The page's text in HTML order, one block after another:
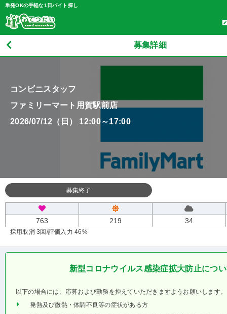
単発OKの手軽な1日バイト探し
募集詳細
コンビニスタッフ
ファミリーマート用賀駅前店
2026/07/12（日） 12:00～17:00
募集終了
763 219 34
採用取消 3回 /評価入力 46%
新型コロナウイルス感染症拡大防止につ
以下の場合には、応募および勤務を控えていただきますようお願いします。
発熱及び微熱・体調不良等の症状がある方